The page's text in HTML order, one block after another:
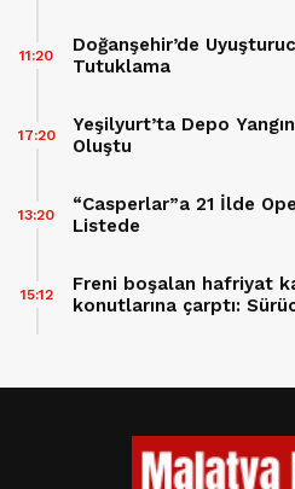
Doğanşehir’de
Tutuklama
11:20
Yeşilyurt’ta Depo
Oluştu
17:20
“Casperlar”a 21 İlde
Listede
13:20
Freni boşalan hafriyat
konutlarına çarptı:
15:12